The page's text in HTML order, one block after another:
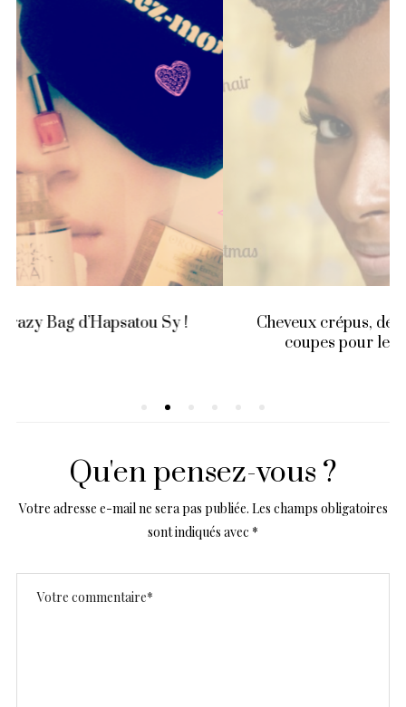
Cheveux crépus, défrisés ou non : 7 idées de
coupes pour les fêtes de fin d’année
Qu'en pensez-vous ?
Votre adresse e-mail ne sera pas publiée. Les champs obligatoires
sont indiqués avec *